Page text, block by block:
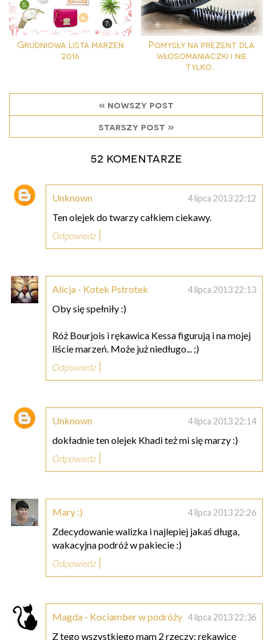
Grudniowa lista marzeń
2016
Pomysły na prezent dla
włosomaniaczki i nie
tylko...
« nowszy post
starszy post »
52 komentarze
Unknown 4 lipca 2013 22:12
Ten olejek do twarzy całkiem ciekawy.
Odpowiedz
Alicja - Kotek Pstrotek 4 lipca 2013 22:13
Oby się spełniły :)
Róż Bourjois i rękawica Kessa figurują i na mojej
liście marzeń. Może już niedługo... ;)
Odpowiedz
Unknown 4 lipca 2013 22:14
dokładnie ten olejek Khadi też mi się marzy :)
Odpowiedz
Mary :) 4 lipca 2013 22:26
Zdecydowanie walizka i najlepiej jakaś długa,
wakacyjna podróż w pakiecie :)
Odpowiedz
Magda - Kociamber w podróży 4 lipca 2013 22:36
Z tego wszystkiego mam 2 rzeczy: rękawicę